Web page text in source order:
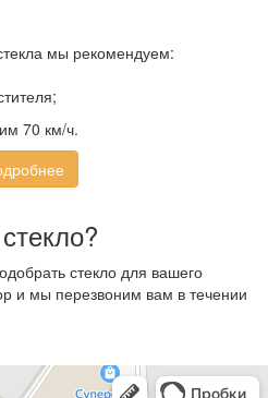
мы рекомендуем:
70 км/ч.
стекло для вашего
и мы перезвоним вам в течении